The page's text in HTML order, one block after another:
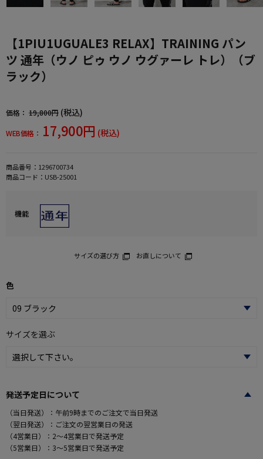
【1PIU1UGUALE3 RELAX】TRAINING パン
ツ 通年（ウノ ピゥ ウノ ウグァーレ トレ）（ブ
ラック）
価格： 19,800円 (税込)
WEB価格： 17,900円 (税込)
商品番号： 1296700734
商品コード： USB-25001
機能
サイズの選び方 お直しについて
色
サイズを選ぶ
発送予定日について
（当日発送）：午前9時までのご注文で当日発送
（翌日発送）：ご注文の翌営業日の発送
（4営業日）：2～4営業日で発送予定
（5営業日）：3～5営業日で発送予定